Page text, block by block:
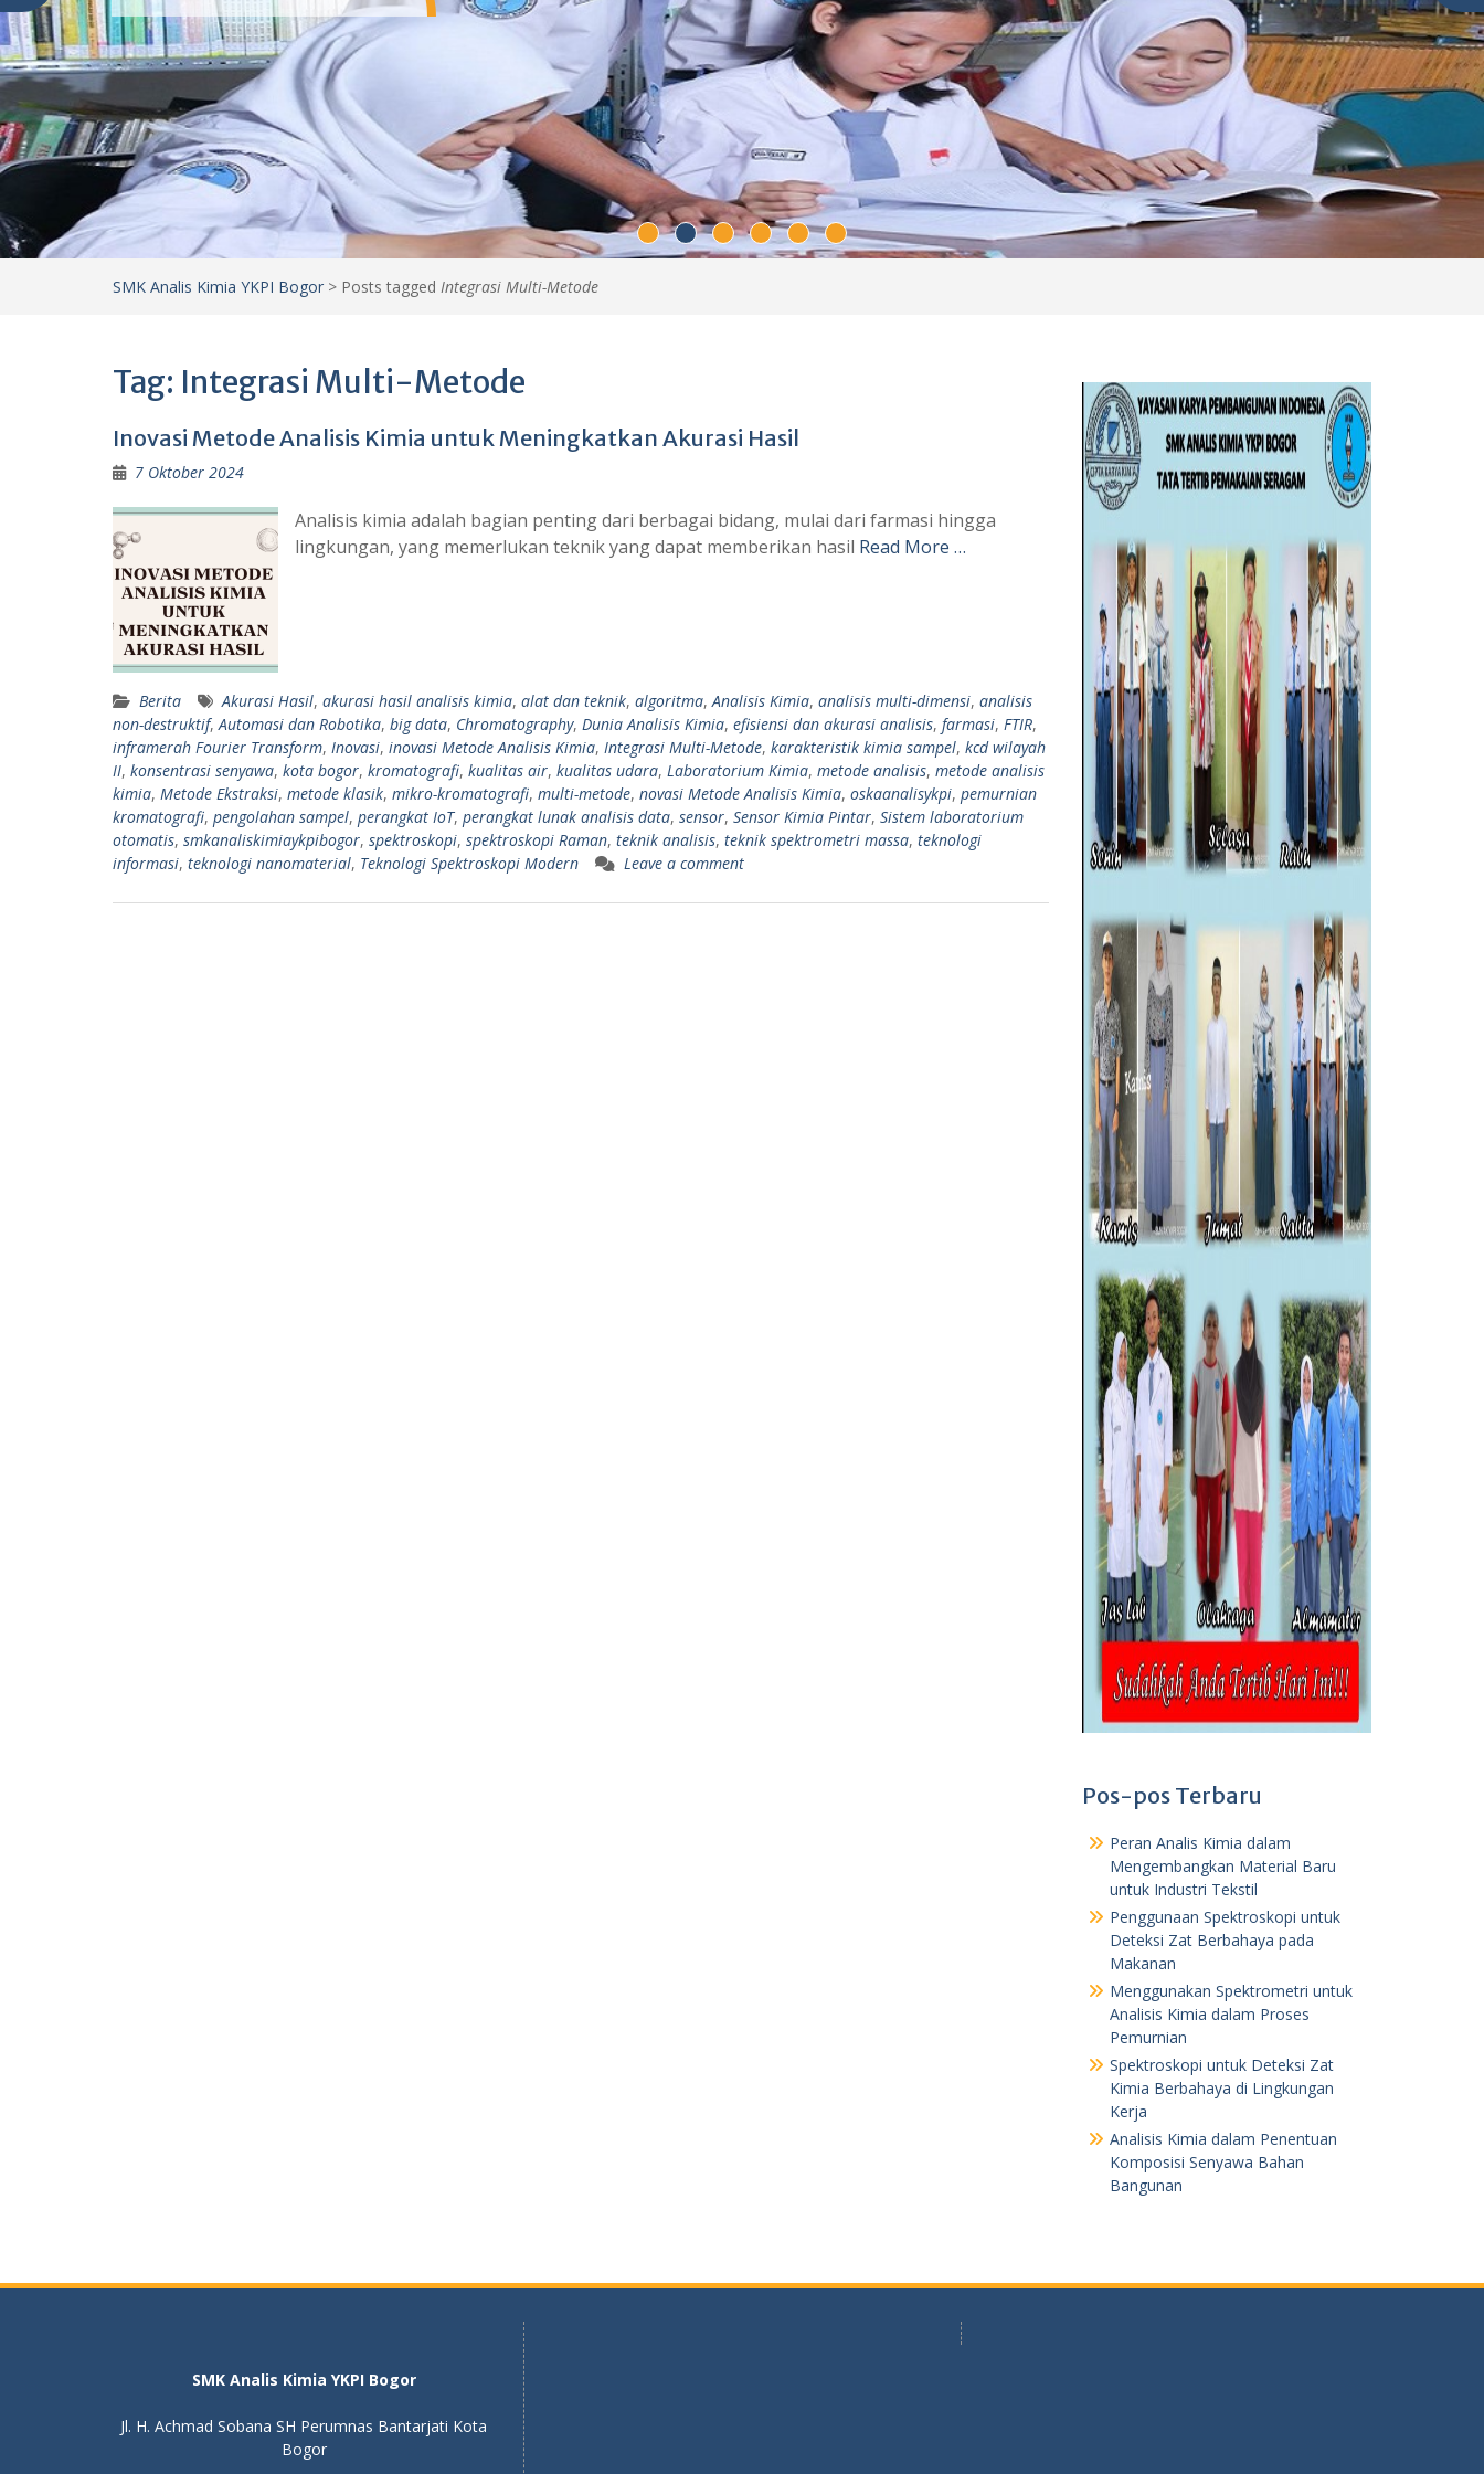
SMK Analis Kimia YKPI Bogor > Posts tagged Integrasi Multi-Metode
Tag: Integrasi Multi-Metode
Inovasi Metode Analisis Kimia untuk Meningkatkan Akurasi Hasil
7 Oktober 2024
Analisis kimia adalah bagian penting dari berbagai bidang, mulai dari farmasi hingga
lingkungan, yang memerlukan teknik yang dapat memberikan hasil Read More …
Berita Akurasi Hasil, akurasi hasil analisis kimia, alat dan teknik, algoritma, Analisis Kimia, analisis multi-dimensi, analisis
non-destruktif, Automasi dan Robotika, big data, Chromatography, Dunia Analisis Kimia, efisiensi dan akurasi analisis, farmasi, FTIR,
inframerah Fourier Transform, Inovasi, inovasi Metode Analisis Kimia, Integrasi Multi-Metode, karakteristik kimia sampel, kcd wilayah
II, konsentrasi senyawa, kota bogor, kromatografi, kualitas air, kualitas udara, Laboratorium Kimia, metode analisis, metode analisis
kimia, Metode Ekstraksi, metode klasik, mikro-kromatografi, multi-metode, novasi Metode Analisis Kimia, oskaanalisykpi, pemurnian
kromatografi, pengolahan sampel, perangkat IoT, perangkat lunak analisis data, sensor, Sensor Kimia Pintar, Sistem laboratorium
otomatis, smkanaliskimiaykpibogor, spektroskopi, spektroskopi Raman, teknik analisis, teknik spektrometri massa, teknologi
informasi, teknologi nanomaterial, Teknologi Spektroskopi Modern Leave a comment
Pos-pos Terbaru
Peran Analis Kimia dalam
Mengembangkan Material Baru
untuk Industri Tekstil
Penggunaan Spektroskopi untuk
Deteksi Zat Berbahaya pada
Makanan
Menggunakan Spektrometri untuk
Analisis Kimia dalam Proses
Pemurnian
Spektroskopi untuk Deteksi Zat
Kimia Berbahaya di Lingkungan
Kerja
Analisis Kimia dalam Penentuan
Komposisi Senyawa Bahan
Bangunan
SMK Analis Kimia YKPI Bogor
Jl. H. Achmad Sobana SH Perumnas Bantarjati Kota
Bogor